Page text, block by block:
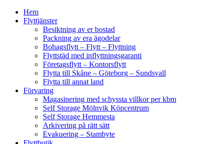
Hem
Flyttjänster
Besiktning av er bostad
Packning av era ägodelar
Bohagsflytt – Flytt – Flyttning
Flyttstäd med inflyttningsgaranti
Företagsflytt – Kontorsflytt
Flytta till Skåne – Göteborg – Sundsvall
Flytta till annat land
Förvaring
Magasinering med schyssta villkor per kbm
Self Storage Mölnvik Köpcentrum
Self Storage Hemmesta
Arkivering på rätt sätt
Evakuering – Stambyte